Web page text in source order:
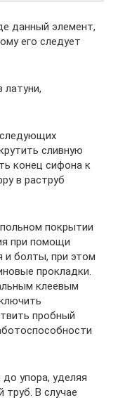
данный элемент,
его следует
сливную
конец сифона к
в раструб
покрытии
при помощи
и болты, при этом
прокладки.
клеевым
пробный
упора, уделяя
труб. В случае